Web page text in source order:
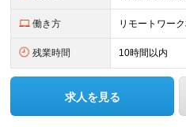
働き方 リモートワー
残業時間 10時間以内
求人を見る